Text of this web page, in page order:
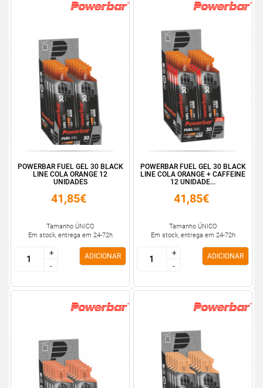
POWERBAR FUEL GEL 30 BLACK
LINE COLA ORANGE 12
UNIDADES
41,85€
Tamanho ÚNICO
Em stock, entrega em 24-72h
+
-
+
-
ADICIONAR
POWERBAR FUEL GEL 30 BLACK
LINE COLA ORANGE + CAFFEINE
12 UNIDADE...
41,85€
Tamanho ÚNICO
Em stock, entrega em 24-72h
+
-
+
-
ADICIONAR